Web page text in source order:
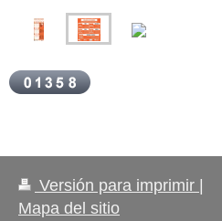
Versión para imprimir
Mapa del sitio